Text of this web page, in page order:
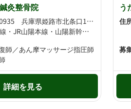
灸整骨院
〒670-0935 兵庫県姫路市北条口1丁目59 大和ビル1F肩こり
JR姫新線・JR山陽本線・山陽新幹線・JR神戸線・JR播但線 姫路駅より徒歩6分 山陽電鉄本線 山陽姫路駅より徒歩7分
師／あん摩マッサージ指圧師
詳細を見る
う
住
募